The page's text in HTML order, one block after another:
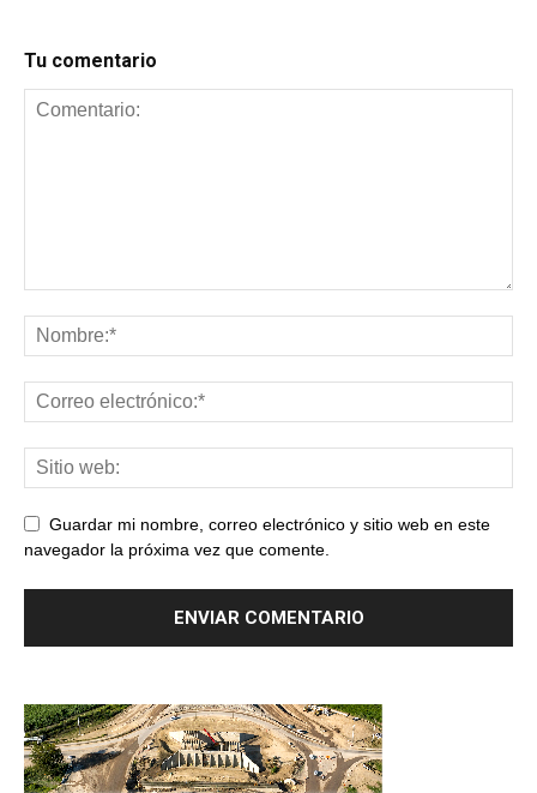
Tu comentario
Guardar mi nombre, correo electrónico y sitio web en este
navegador la próxima vez que comente.